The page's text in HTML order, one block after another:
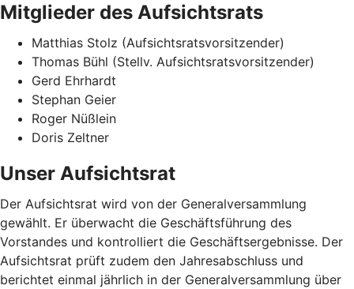
Mitglieder des Aufsichtsrats
Matthias Stolz (Aufsichtsratsvorsitzender)
Thomas Bühl (Stellv. Aufsichtsratsvorsitzender)
Gerd Ehrhardt
Stephan Geier
Roger Nüßlein
Doris Zeltner
Unser Aufsichtsrat
Der Aufsichtsrat wird von der Generalversammlung
gewählt. Er überwacht die Geschäftsführung des
Vorstandes und kontrolliert die Geschäftsergebnisse. Der
Aufsichtsrat prüft zudem den Jahresabschluss und
berichtet einmal jährlich in der Generalversammlung über